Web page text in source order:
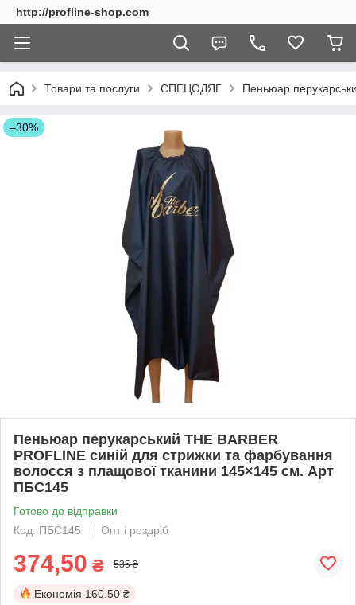
http://profline-shop.com
Товари та послуги СПЕЦОДЯГ Пеньюар
–30%
Пеньюар перукарський THE BARBER
PROFLINE синій для стрижки та фарбування
волосся з плащової тканини 145×145 см. Арт
ПБС145
Готово до відправки
Код: ПБС145
Опт і роздріб
374,50 ₴ 535 ₴
Економія 160.50 ₴